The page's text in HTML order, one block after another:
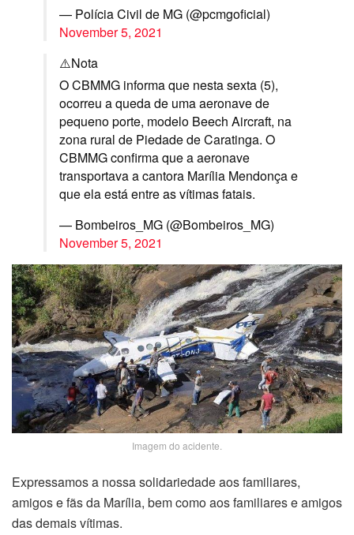
— Polícia Civil de MG (@pcmgoficial)
November 5, 2021
⚠️Nota
O CBMMG informa que nesta sexta (5),
ocorreu a queda de uma aeronave de
pequeno porte, modelo Beech Aircraft, na
zona rural de Piedade de Caratinga. O
CBMMG confirma que a aeronave
transportava a cantora Marília Mendonça e
que ela está entre as vítimas fatais.
— Bombeiros_MG (@Bombeiros_MG)
November 5, 2021
Imagem do acidente.
Expressamos a nossa solidariedade aos familiares,
amigos e fãs da Marília, bem como aos familiares e amigos
das demais vítimas.